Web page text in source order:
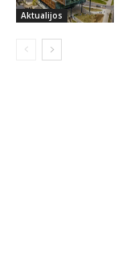
Aktualijos